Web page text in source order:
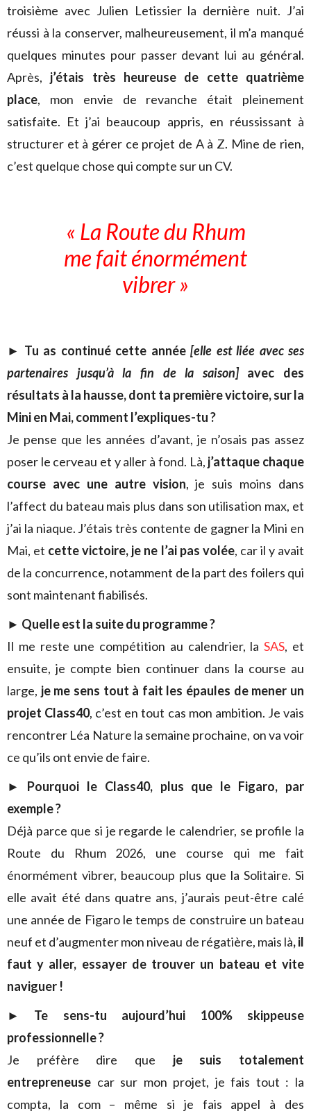
troisième avec Julien Letissier la dernière nuit. J’ai
réussi à la conserver, malheureusement, il m’a manqué
quelques minutes pour passer devant lui au général.
Après, j’étais très heureuse de cette quatrième
place, mon envie de revanche était pleinement
satisfaite. Et j’ai beaucoup appris, en réussissant à
structurer et à gérer ce projet de A à Z. Mine de rien,
c’est quelque chose qui compte sur un CV.
« La Route du Rhum
me fait énormément
vibrer »
► Tu as continué cette année [elle est liée avec ses
partenaires jusqu’à la fin de la saison]avec des
résultats à la hausse, dont ta première victoire, sur la
Mini en Mai, comment l’expliques-tu ?
Je pense que les années d’avant, je n’osais pas assez
poser le cerveau et y aller à fond. Là, j’attaque chaque
course avec une autre vision, je suis moins dans
l’affect du bateau mais plus dans son utilisation max, et
j’ai la niaque. J’étais très contente de gagner la Mini en
Mai, et cette victoire, je ne l’ai pas volée, car il y avait
de la concurrence, notamment de la part des foilers qui
sont maintenant fiabilisés.
► Quelle est la suite du programme ?
Il me reste une compétition au calendrier, laSAS, et
ensuite, je compte bien continuer dans la course au
large, je me sens tout à fait les épaules de mener un
projet Class40, c’est en tout cas mon ambition. Je vais
rencontrer Léa Nature la semaine prochaine, on va voir
ce qu’ils ont envie de faire.
► Pourquoi le Class40, plus que le Figaro, par
exemple ?
Déjà parce que si je regarde le calendrier, se profile la
Route du Rhum 2026, une course qui me fait
énormément vibrer, beaucoup plus que la Solitaire. Si
elle avait été dans quatre ans, j’aurais peut-être calé
une année de Figaro le temps de construire un bateau
neuf et d’augmenter mon niveau de régatière, mais là, il
faut y aller, essayer de trouver un bateau et vite
naviguer !
► Te sens-tu aujourd’hui 100% skippeuse
professionnelle ?
Je préfère dire que je suis totalement
entrepreneuse car sur mon projet, je fais tout : la
compta, la com – même si je fais appel à des